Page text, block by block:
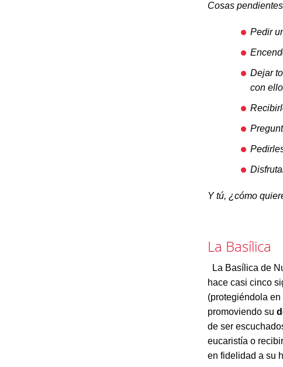
Cosas
Pedir
Dejar
con
Y tú, ¿cómo
La Basílica
La Basílica de
hace casi cinco
(protegiéndola
promoviendo su
de ser
eucaristía o
en fidelidad a su